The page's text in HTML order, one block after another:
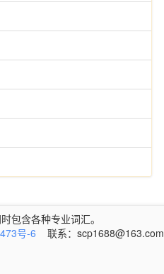
包含各种专业词汇。
号-6 联系：scp1688@163.com